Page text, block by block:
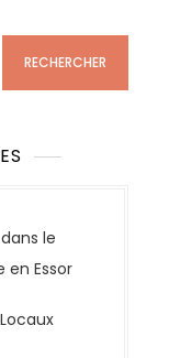
RECHERCHER
le
en Essor